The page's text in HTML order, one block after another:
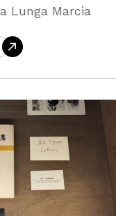
Lunga Marcia